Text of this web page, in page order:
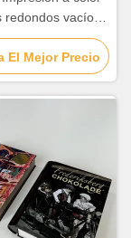
redondos vacíos
de lata de
de forma
El Mejor Precio